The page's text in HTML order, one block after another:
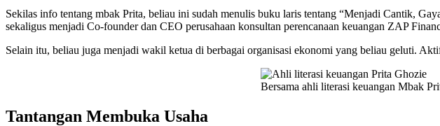
Sekilas info tentang mbak Prita, beliau ini sudah menulis buku laris tentang “Menjadi Cantik,
sekaligus menjadi Co-founder dan CEO perusahaan konsultan perencanaan keuangan ZAP
Selain itu, beliau juga menjadi wakil ketua di berbagai organisasi ekonomi yang beliau geluti.
Bersama ahli literasi keuangan Mbak
Tantangan Membuka Usaha